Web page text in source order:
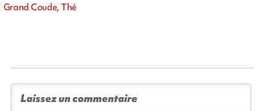
Grand Coude, Thé